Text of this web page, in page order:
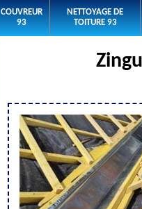
COUVREUR
93
NETTOYAGE DE
TOITURE 93